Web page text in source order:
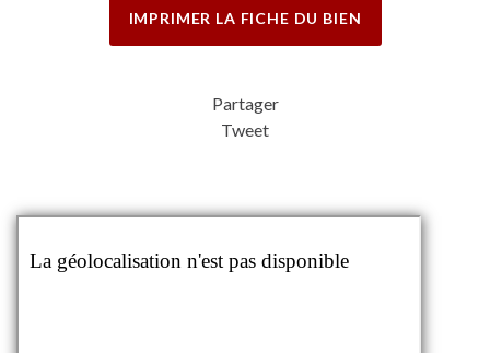
IMPRIMER LA FICHE DU BIEN
Partager
Tweet